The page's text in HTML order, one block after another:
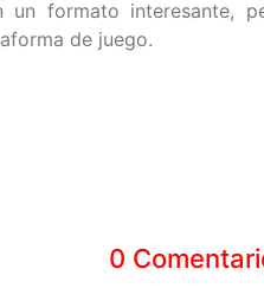
un formato interesante,
de juego.
0